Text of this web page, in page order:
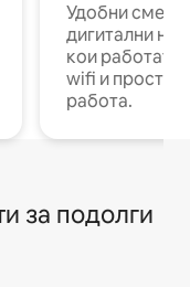
Удобни
дигитални
кои работат
wifi и
работа.
за подолги